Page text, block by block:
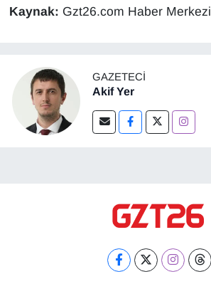
Kaynak: Gzt26.com Haber Merkezi
GAZETECI
Akif Yer